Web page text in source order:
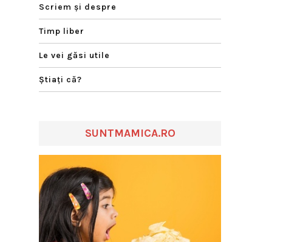
Scriem şi despre
Timp liber
Le vei găsi utile
Ştiaţi că?
SUNTMAMICA.RO